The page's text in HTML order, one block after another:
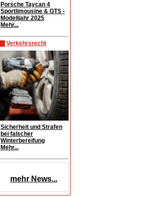
Porsche Taycan 4
Sportlimousine & GTS -
Modelljahr 2025
Mehr...
Verkehrsrecht
Sicherheit und Strafen
bei falscher
Winterbereifung
Mehr...
mehr News...